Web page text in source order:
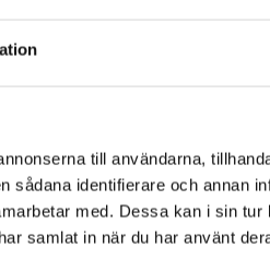
till användarna,
identifierare och annan
med. Dessa kan i sin tur
samlat in när du har använt
noggrann process har
i komplexa
bolag inom Smart
IKANO Bank
infrastruktur, kan bidra